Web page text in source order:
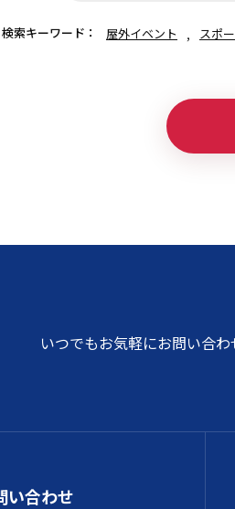
検索キーワード： 屋外イベント スポ
いつでもお気軽にお問い合わ
い合わせ